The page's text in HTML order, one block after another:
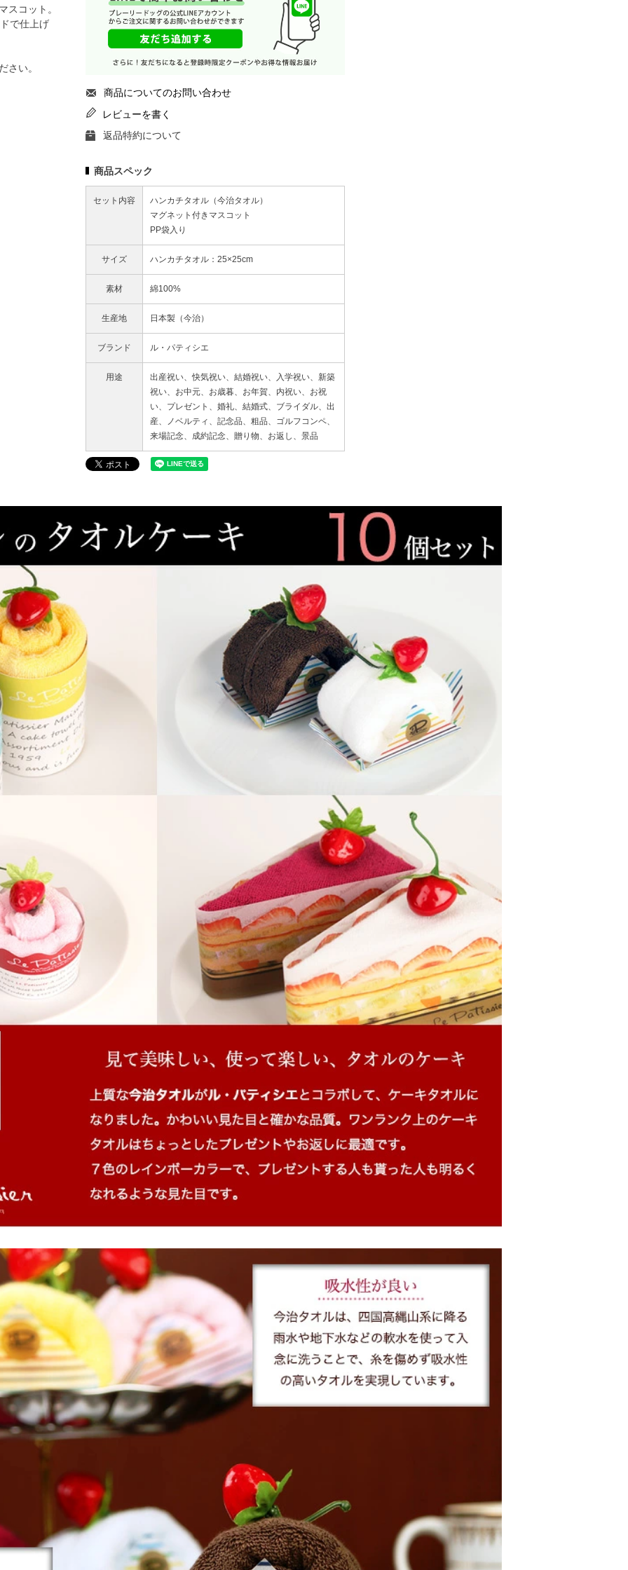
スコット。
で仕上げ
さい。
商品についてのお問い合わせ
レビューを書く
返品特約について
商品スペック
セット内容
ハンカチタオル（今治タオル）
マグネット付きマスコット
PP袋入り
サイズ ハンカチタオル：25×25cm
素材 綿100%
生産地 日本製（今治）
ブランド ル・パティシエ
用途
出産祝い、快気祝い、結婚祝い、入学祝い、新築
祝い、お中元、お歳暮、お年賀、内祝い、お祝
い、プレゼント、婚礼、結婚式、ブライダル、出
産、ノベルティ、記念品、粗品、ゴルフコンペ、
来場記念、成約記念、贈り物、お返し、景品